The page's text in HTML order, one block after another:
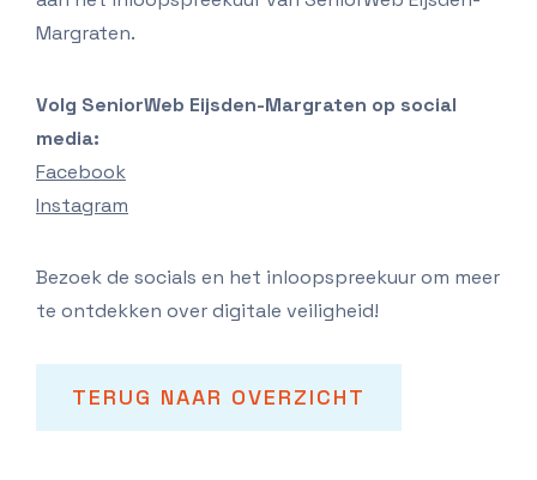
Margraten.
Volg SeniorWeb Eijsden-Margraten op social
media:
Facebook
Instagram
Bezoek de socials en het inloopspreekuur om meer
te ontdekken over digitale veiligheid!
TERUG NAAR OVERZICHT